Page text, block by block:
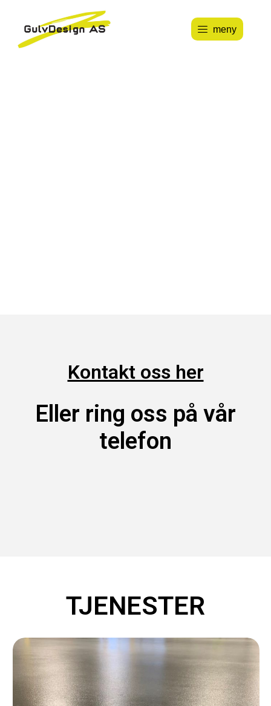
meny
Kontakt oss her
Eller ring oss på vår
telefon
TJENESTER